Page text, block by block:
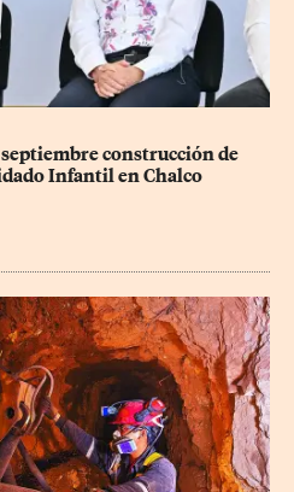
construcción de
Infantil en Chalco